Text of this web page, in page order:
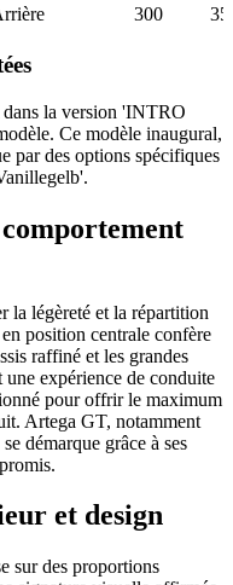
300
la version 'INTRO
Ce modèle inaugural,
par des options spécifiques
la légèreté et la répartition
position centrale confère
raffiné et les grandes
une expérience de conduite
pour offrir le maximum
Artega GT, notamment
démarque grâce à ses
et design
sur des proportions